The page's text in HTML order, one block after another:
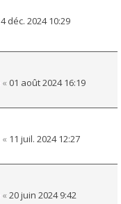
déc. 2024 10:29
« 01 août 2024 16:19
« 11 juil. 2024 12:27
« 20 juin 2024 9:42